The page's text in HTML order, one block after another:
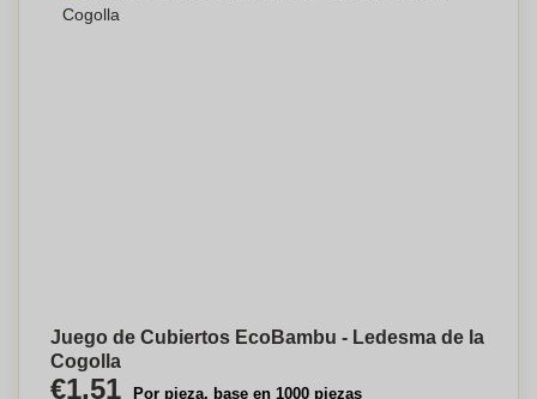
Juego de Cubiertos EcoBambu - Ledesma de la
Cogolla
€1,51 Por pieza, base en 1000 piezas